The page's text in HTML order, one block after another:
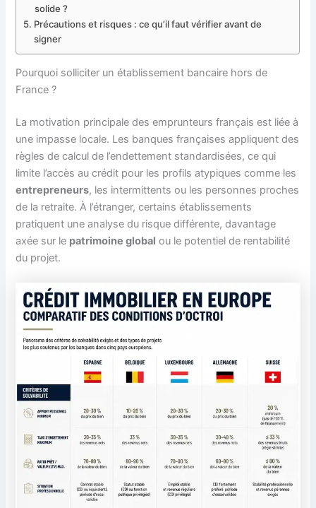
solide ?
Précautions et risques : ce qu’il faut vérifier avant de
signer
Pourquoi solliciter un établissement bancaire hors de
France ?
La motivation principale des emprunteurs français est liée à
une impasse locale. Les banques françaises appliquent des
règles de calcul de l’endettement standardisées, ce qui
limite l’accès au crédit pour les profils atypiques comme les
entrepreneurs, les intermittents ou les personnes proches
de la retraite. À l’étranger, certains établissements
pratiquent une analyse du risque différente, davantage
axée sur le patrimoine global ou le potentiel de rentabilité
du projet.